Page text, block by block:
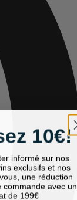
10€!
informé sur nos
exclusifs et nos
une réduction
avec un
de 199€